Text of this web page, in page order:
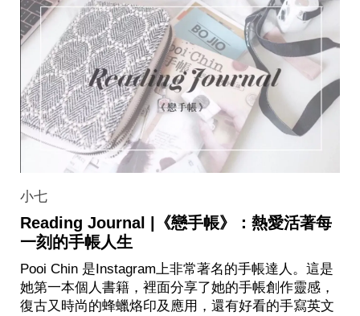
小七
Reading Journal |《戀手帳》：熱愛活著每
一刻的手帳人生
Pooi Chin 是Instagram上非常著名的手帳達人。這是
她第一本個人書籍，裡面分享了她的手帳創作靈感，
復古又時尚的蜂蠟烙印及應用，還有好看的手寫英文